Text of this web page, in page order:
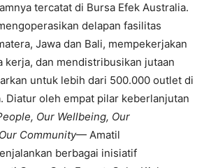
tercatat di Bursa Efek Australia.
delapan fasilitas
Jawa dan Bali, mempekerjakan
kerja, dan mendistribusikan jutaan
untuk lebih dari 500.000 outlet di
Diatur oleh empat pilar keberlanjutan
Our Wellbeing, Our
Our Community— Amatil
berbagai inisiatif